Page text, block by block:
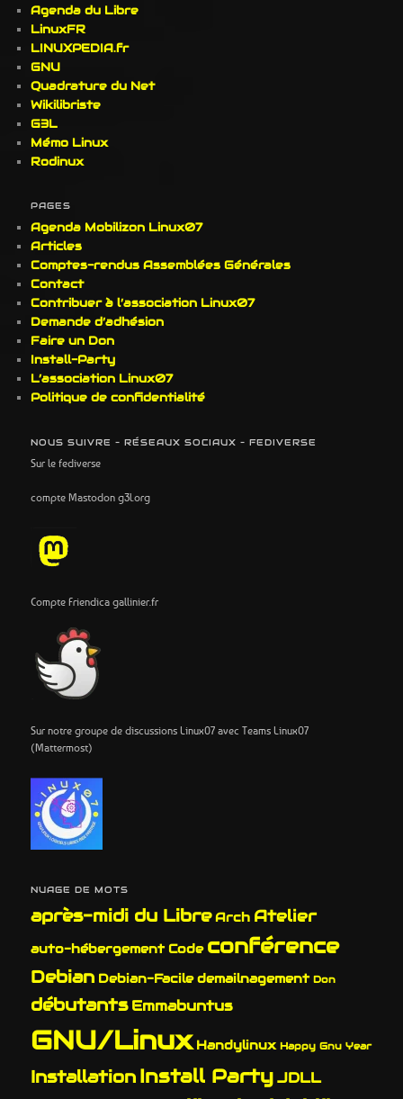
Agenda du Libre
LinuxFR
LINUXPEDIA.fr
GNU
Quadrature du Net
Wikilibriste
G3L
Mémo Linux
Rodinux
PAGES
Agenda Mobilizon Linux07
Articles
Comptes-rendus Assemblées Générales
Contact
Contribuer à l’association Linux07
Demande d’adhésion
Faire un Don
Install-Party
L’association Linux07
Politique de confidentialité
NOUS SUIVRE – RÉSEAUX SOCIAUX – FEDIVERSE
Sur le fediverse
compte Mastodon g3l.org
Compte Friendica gallinier.fr
Sur notre groupe de discussions Linux07 avec Teams Linux07
(Mattermost)
NUAGE DE MOTS
après-midi du Libre Arch Atelier
auto-hébergement Code conférence
Debian Debian-Facile demailnagement Don
débutants Emmabuntus
GNU/Linux Handylinux Happy Gnu Year
Installation Install PartyJDLL